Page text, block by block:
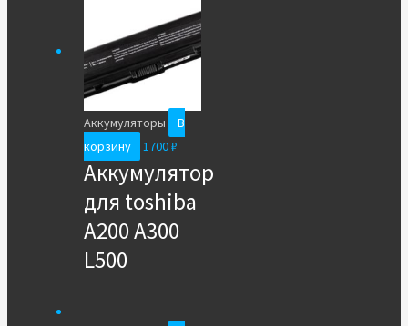
Аккумуляторы
В
корзину
1700₽
Аккумулятор
для toshiba
A200 A300
L500